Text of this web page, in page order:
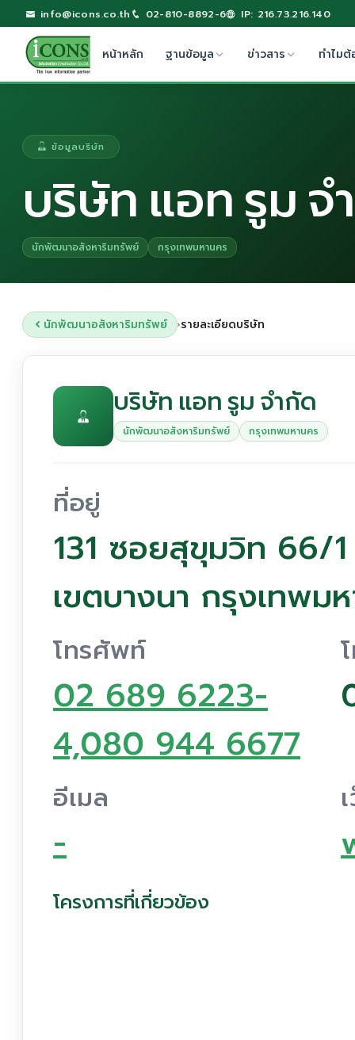
info@icons.co.th 02-810-8892-6 IP: 216.73.216.140
หน้าหลัก ฐานข้อมูล ข่าวสาร ทำไมต้
ข้อมูลบริษัท
บริษัท แอท รูม จ
นักพัฒนาอสังหาริมทรัพย์ กรุงเทพมหานคร
นักพัฒนาอสังหาริมทรัพย์ ›รายละเอียดบริษัท
บริษัท แอท รูม จำกัด
นักพัฒนาอสังหาริมทรัพย์ กรุงเทพมหานคร
ที่อยู่
131 ซอยสุขุมวิท 66/
เขตบางนา กรุงเทพม
โทรศัพท์
02 689 6223-
4,080 944 6677
อีเมล
-
โครงการที่เกี่ยวข้อง